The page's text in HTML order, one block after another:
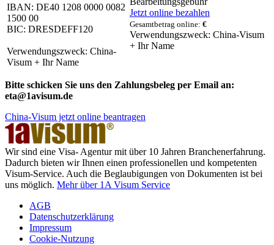
IBAN: DE40 1208 0000 0082
1500 00
BIC: DRESDEFF120
Verwendungszweck: China-
Visum + Ihr Name
Jetzt online bezahlen
Gesamtbetrag online: €
Verwendungszweck: China-Visum
+ Ihr Name
Bitte schicken Sie uns den Zahlungsbeleg per Email an:
eta@1avisum.de
China-Visum jetzt online beantragen
Wir sind eine Visa- Agentur mit über 10 Jahren Branchenerfahrung.
Dadurch bieten wir Ihnen einen professionellen und kompetenten
Visum-Service. Auch die Beglaubigungen von Dokumenten ist bei
uns möglich. Mehr über 1A Visum Service
AGB
Datenschutzerklärung
Impressum
Cookie-Nutzung